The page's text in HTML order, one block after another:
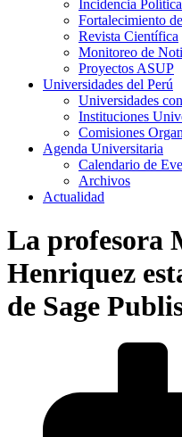
Incidencia
Fortalecimiento
Revista Científica
Monitoreo de
Proyectos ASUP
Universidades del Perú
Universidades
Instituciones
Comisiones
Agenda Universitaria
Calendario de
Archivos
Actualidad
La profesora
Henriquez
de Sage